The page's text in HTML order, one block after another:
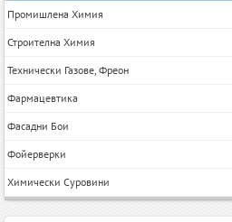
Промишлена Химия
Строителна Химия
Технически Газове, Фреон
Фармацевтика
Фасадни Бои
Фойерверки
Химически Суровини